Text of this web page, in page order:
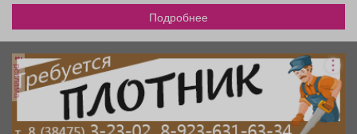
Подробнее
реклама